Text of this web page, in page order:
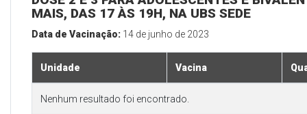
MAIS, DAS 17 ÀS 19H, NA UBS SEDE
Data de Vacinação: 14 de junho de 2023
Unidade Vacina
Nenhum resultado foi encontrado.